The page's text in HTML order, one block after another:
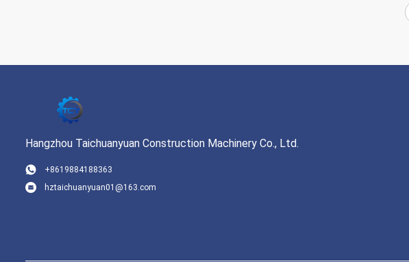
Hangzhou Taichuanyuan Construction Machinery Co., Ltd.
+8619884188363
hztaichuanyuan01@163.com